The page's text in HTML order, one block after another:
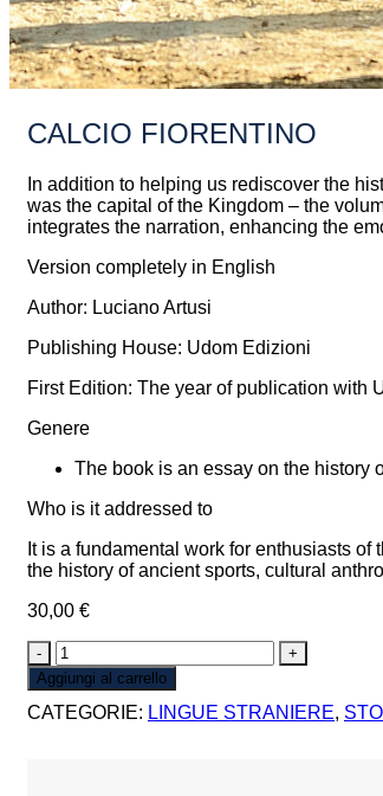
CALCIO FIORENTINO
In addition to helping us rediscover the
was the capital of the Kingdom – the
integrates the narration, enhancing the
Version completely in English
Author: Luciano Artusi
Publishing House: Udom Edizioni
First Edition: The year of publication with
Genere
The book is an essay on the history
Who is it addressed to
It is a fundamental work for enthusiasts
the history of ancient sports, cultural
30,00 €
CALCIO
FIORENTINO
quantità
Aggiungi al carrello
CATEGORIE: LINGUE STRANIERE,